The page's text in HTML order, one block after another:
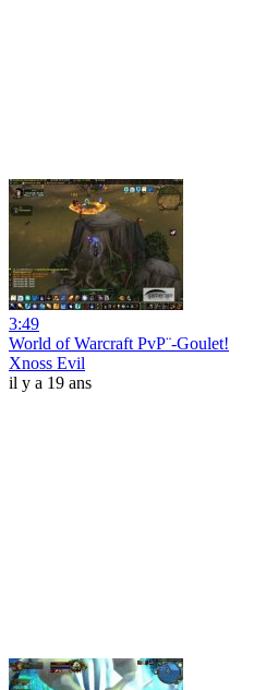
3:49
World of Warcraft PvP¨-Goulet!
Xnoss Evil
il y a 19 ans